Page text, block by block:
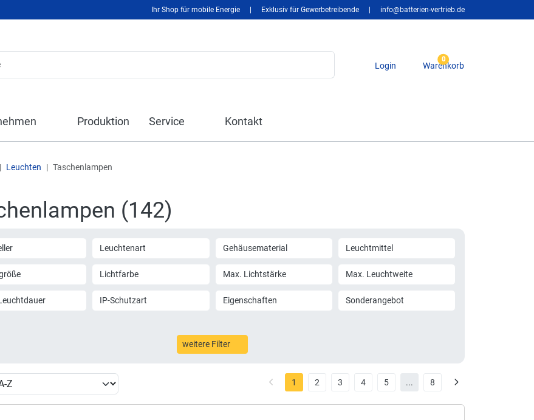
Ihr Shop für mobile Energie Exklusiv für Gewerbetreibende info@batterien-vertrieb.de
Login
0
Warenkorb
Produktion Service Kontakt
Leuchten Taschenlampen
(142)
Leuchtenart Gehäusematerial Leuchtmittel
Lichtfarbe Max. Lichtstärke Max. Leuchtweite
IP-Schutzart Eigenschaften Sonderangebot
weitere Filter
1 2 3 4 5 ... 8